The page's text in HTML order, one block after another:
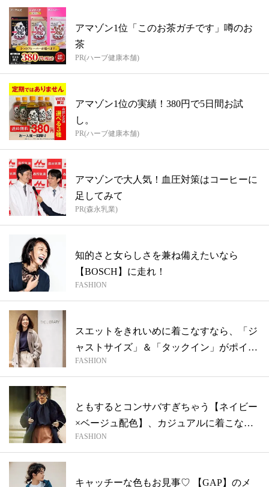
アマゾン1位「このお茶ガチです」噂のお
茶
PR(ハーブ健康本舗)
アマゾン1位の実績！380円で5日間お試
し。
PR(ハーブ健康本舗)
アマゾンで大人気！血圧対策はコーヒーに
足してみて
PR(森永乳業)
知的さと女らしさを兼ね備えたいなら
【BOSCH】に走れ！
FASHION
スエットをきれいめに着こなすなら、「ジ
ャストサイズ」＆「タックイン」がポイン
ト！
FASHION
ともするとコンサバすぎちゃう【ネイビー
×ベージュ配色】、カジュアルに着こなす
には...
FASHION
キャッチーな色もお見事♡ 【GAP】のメ